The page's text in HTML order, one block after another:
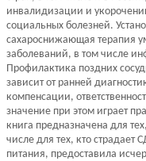
инвалидизации и
социальных болезней.
сахароснижающая терапия
заболеваний, в том числе
Профилактика поздних
зависит от ранней
компенсации,
значение при этом играет
книга предназначена для
числе для тех, кто
питания, предоставила